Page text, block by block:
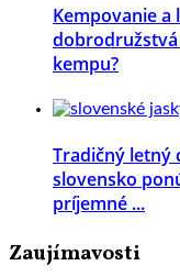
Kempovanie a
kempu?
Tradičný letný
slovensko
príjemné ...
Zaujímavosti